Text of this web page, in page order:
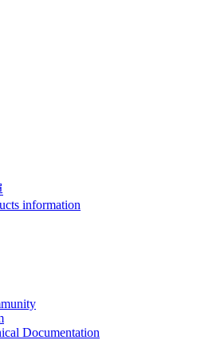
information
Documentation